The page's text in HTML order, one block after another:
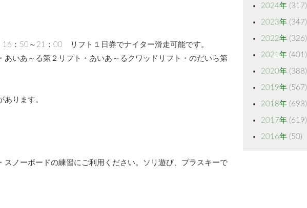
：50～21：00 リフト１日券でナイター滑走可能です。
いあ～る第２リフト・あいあ～るクワッドリフト・のだいら第
ります。
ノーボードの練習にご利用ください。ソリ遊び、プラスキーで
2024年 (317)
2023年 (347)
2022年 (326)
2021年 (401)
2020年 (388)
2019年 (567)
2018年 (693)
2017年 (619)
2016年 (50)